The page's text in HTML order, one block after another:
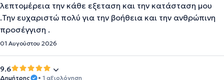
λεπτομέρεια την κάθε εξεταση και την κατάσταση μου
.Την ευχαριστώ πολύ για την βοήθεια και την ανθρώπινη
προσέγγιση .
01 Αυγούστου 2026
9.6
Δημήτρης • 1 αξιολόγηση